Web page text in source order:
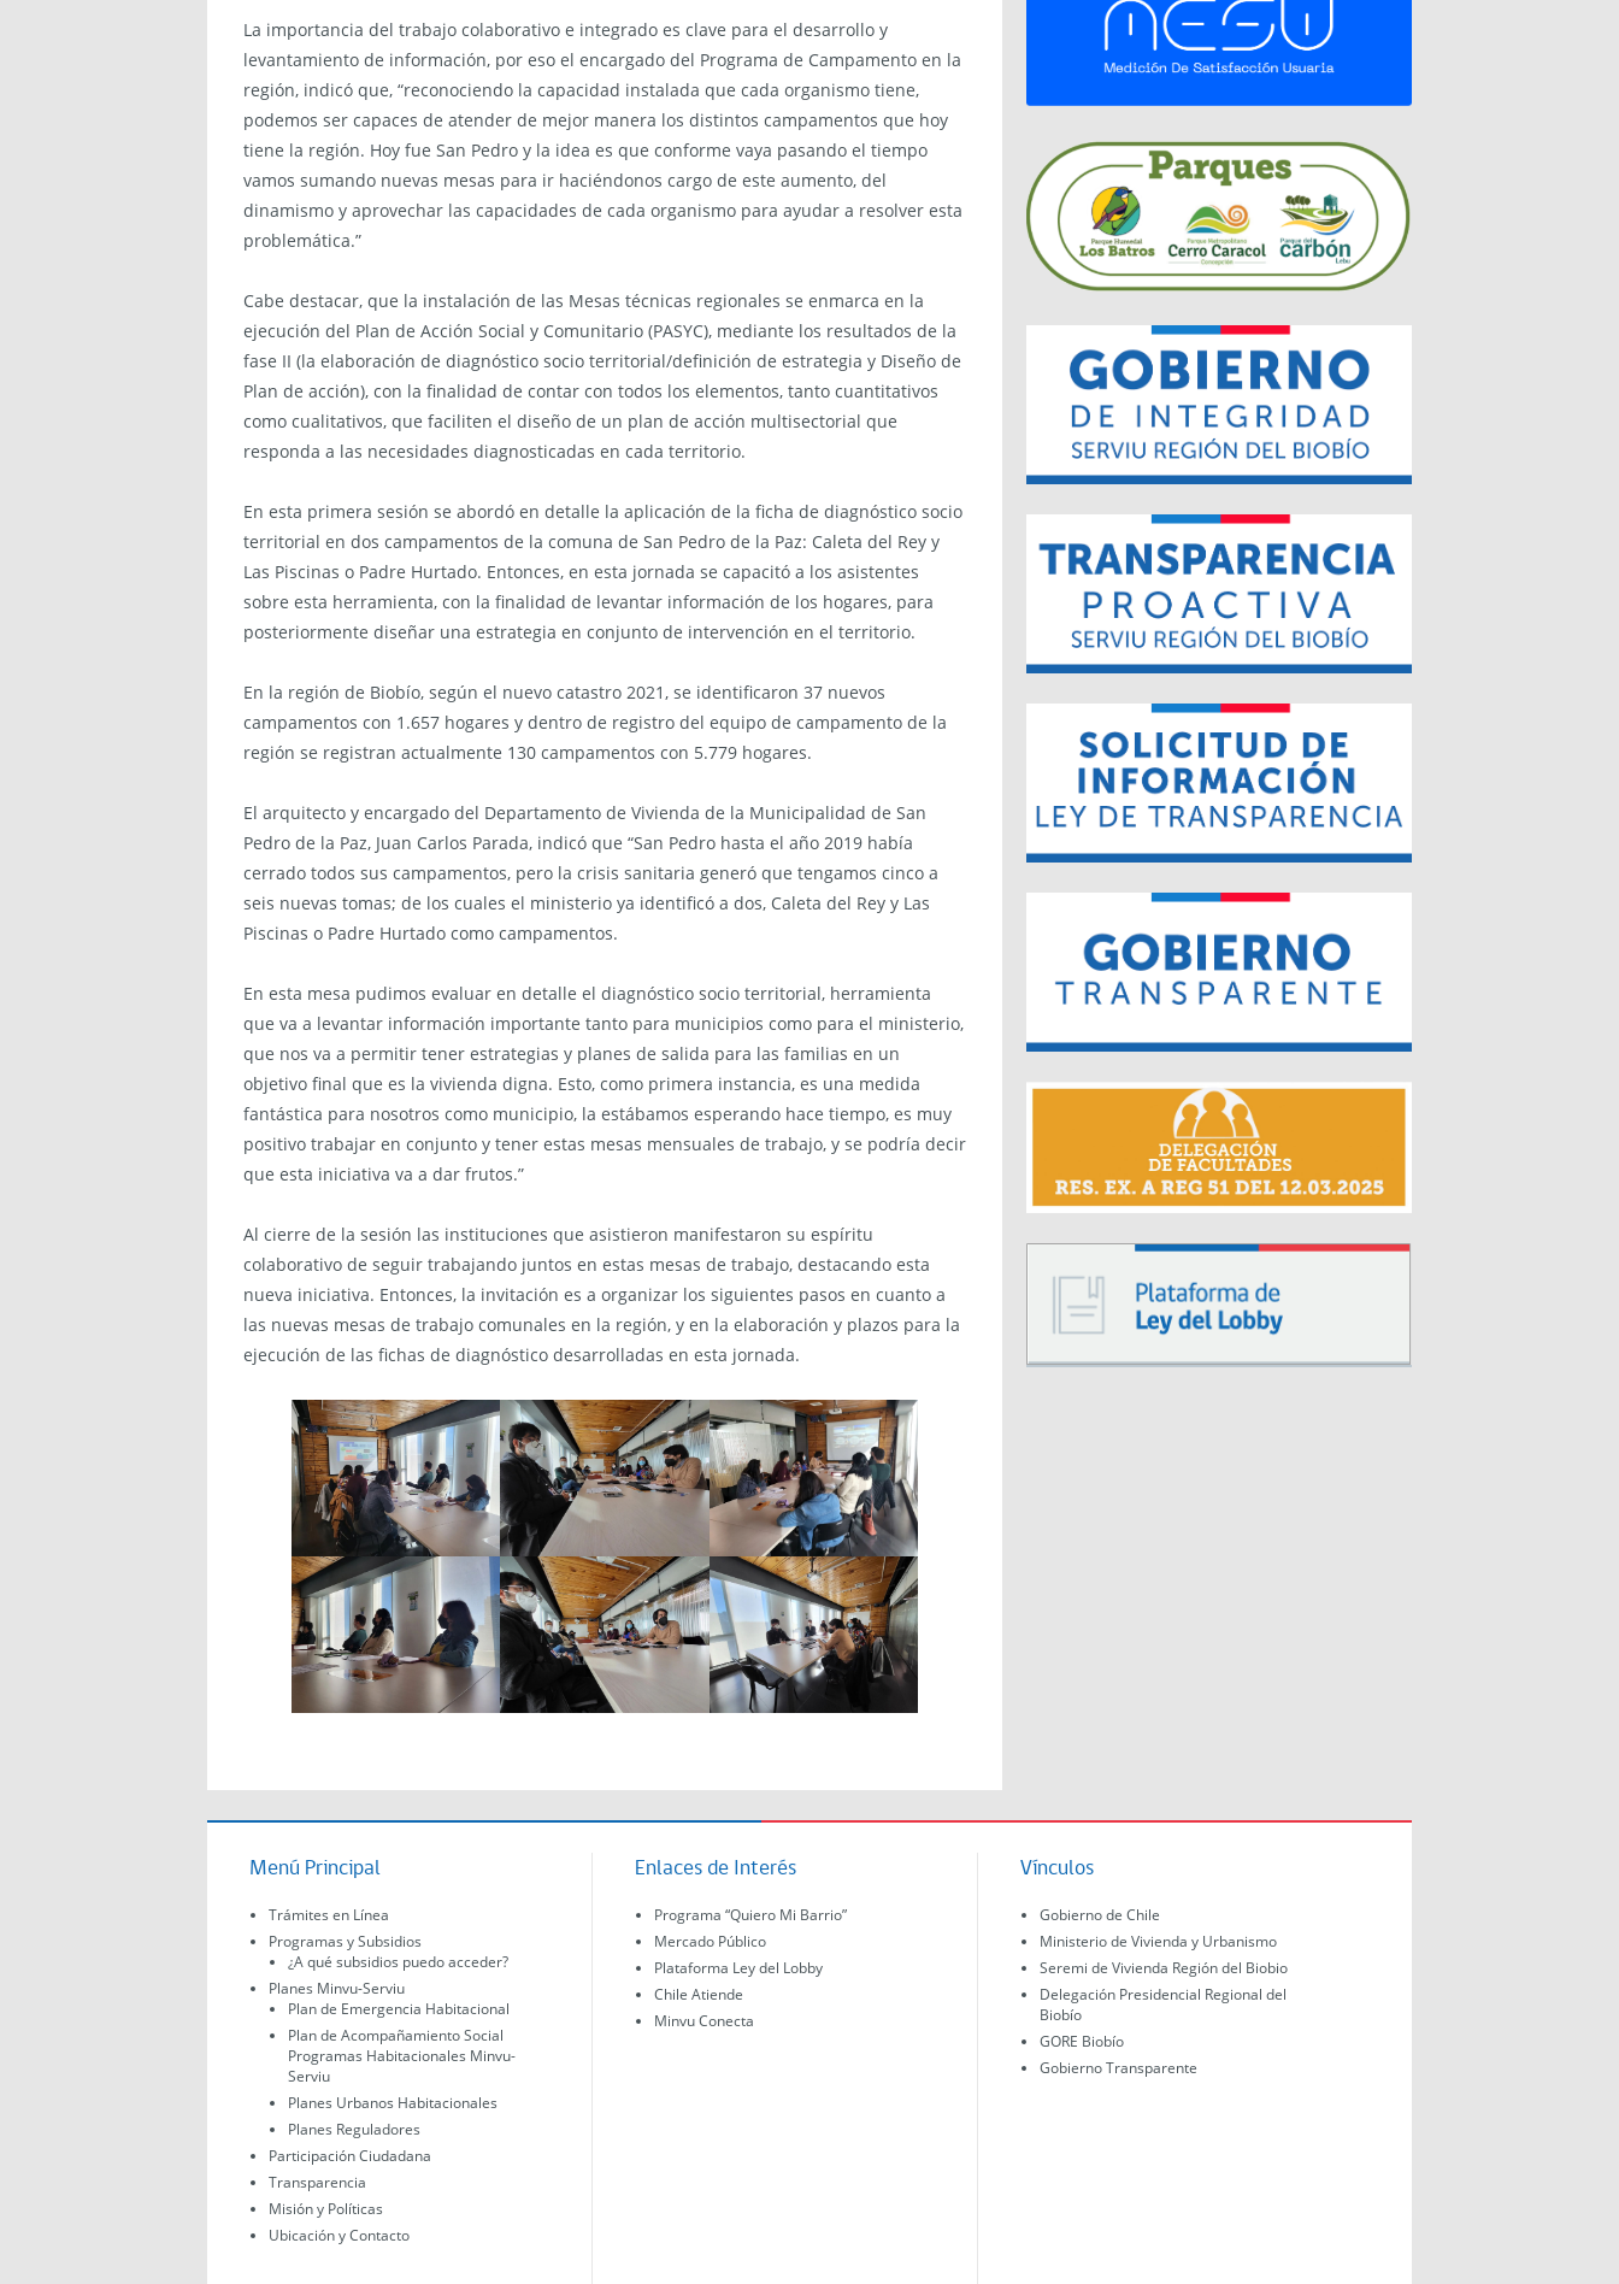
La importancia del trabajo colaborativo e integrado es clave para el desarrollo y
levantamiento de información, por eso el encargado del Programa de Campamento en la
región, indicó que, “reconociendo la capacidad instalada que cada organismo tiene,
podemos ser capaces de atender de mejor manera los distintos campamentos que hoy
tiene la región. Hoy fue San Pedro y la idea es que conforme vaya pasando el tiempo
vamos sumando nuevas mesas para ir haciéndonos cargo de este aumento, del
dinamismo y aprovechar las capacidades de cada organismo para ayudar a resolver esta
problemática.”
Cabe destacar, que la instalación de las Mesas técnicas regionales se enmarca en la
ejecución del Plan de Acción Social y Comunitario (PASYC), mediante los resultados de la
fase II (la elaboración de diagnóstico socio territorial/definición de estrategia y Diseño de
Plan de acción), con la finalidad de contar con todos los elementos, tanto cuantitativos
como cualitativos, que faciliten el diseño de un plan de acción multisectorial que
responda a las necesidades diagnosticadas en cada territorio.
En esta primera sesión se abordó en detalle la aplicación de la ficha de diagnóstico socio
territorial en dos campamentos de la comuna de San Pedro de la Paz: Caleta del Rey y
Las Piscinas o Padre Hurtado. Entonces, en esta jornada se capacitó a los asistentes
sobre esta herramienta, con la finalidad de levantar información de los hogares, para
posteriormente diseñar una estrategia en conjunto de intervención en el territorio.
En la región de Biobío, según el nuevo catastro 2021, se identificaron 37 nuevos
campamentos con 1.657 hogares y dentro de registro del equipo de campamento de la
región se registran actualmente 130 campamentos con 5.779 hogares.
El arquitecto y encargado del Departamento de Vivienda de la Municipalidad de San
Pedro de la Paz, Juan Carlos Parada, indicó que “San Pedro hasta el año 2019 había
cerrado todos sus campamentos, pero la crisis sanitaria generó que tengamos cinco a
seis nuevas tomas; de los cuales el ministerio ya identificó a dos, Caleta del Rey y Las
Piscinas o Padre Hurtado como campamentos.
En esta mesa pudimos evaluar en detalle el diagnóstico socio territorial, herramienta
que va a levantar información importante tanto para municipios como para el ministerio,
que nos va a permitir tener estrategias y planes de salida para las familias en un
objetivo final que es la vivienda digna. Esto, como primera instancia, es una medida
fantástica para nosotros como municipio, la estábamos esperando hace tiempo, es muy
positivo trabajar en conjunto y tener estas mesas mensuales de trabajo, y se podría decir
que esta iniciativa va a dar frutos.”
Al cierre de la sesión las instituciones que asistieron manifestaron su espíritu
colaborativo de seguir trabajando juntos en estas mesas de trabajo, destacando esta
nueva iniciativa. Entonces, la invitación es a organizar los siguientes pasos en cuanto a
las nuevas mesas de trabajo comunales en la región, y en la elaboración y plazos para la
ejecución de las fichas de diagnóstico desarrolladas en esta jornada.
Menú Principal
Trámites en Línea
Programas y Subsidios
¿A qué subsidios puedo acceder?
Planes Minvu-Serviu
Plan de Emergencia Habitacional
Plan de Acompañamiento Social
Programas Habitacionales Minvu-
Serviu
Planes Urbanos Habitacionales
Planes Reguladores
Participación Ciudadana
Transparencia
Misión y Políticas
Ubicación y Contacto
Enlaces de Interés
Programa “Quiero Mi Barrio”
Mercado Público
Plataforma Ley del Lobby
Chile Atiende
Minvu Conecta
Vínculos
Gobierno de Chile
Ministerio de Vivienda y Urbanismo
Seremi de Vivienda Región del Biobio
Delegación Presidencial Regional del
Biobío
GORE Biobío
Gobierno Transparente